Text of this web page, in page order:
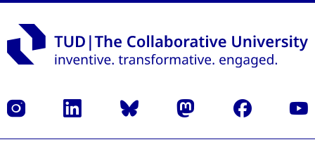
Instagram LinkedIn Bluesky Mastodon Facebook